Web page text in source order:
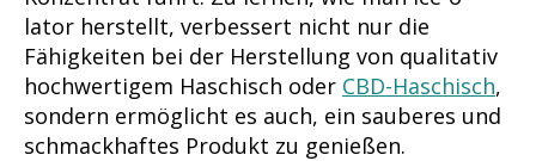
lator herstellt, verbessert nicht nur die
Fähigkeiten bei der Herstellung von qualitativ
hochwertigem Haschisch oder CBD-Haschisch,
sondern ermöglicht es auch, ein sauberes und
schmackhaftes Produkt zu genießen.